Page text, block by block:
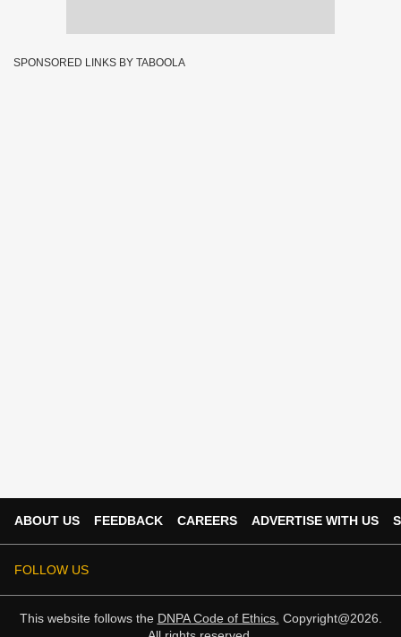
SPONSORED LINKS BY TABOOLA
ABOUT US FEEDBACK CAREERS ADVERTISE WITH US
FOLLOW US
This website follows the DNPA Code of Ethics. Copyright@2026.